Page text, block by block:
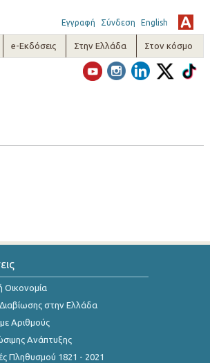
Εγγραφή Σύνδεση English
e-Εκδόσεις Στην Ελλάδα Στον κόσμο
Οικονομία
στην Ελλάδα
Αριθμούς
Ανάπτυξης
Πληθυσμού 1821 - 2021